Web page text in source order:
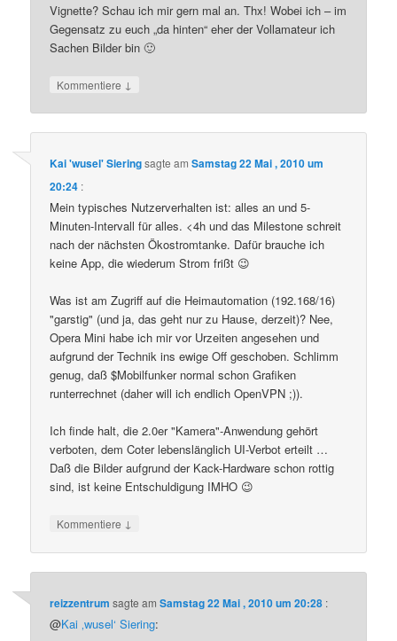
Vignette? Schau ich mir gern mal an. Thx! Wobei ich – im
Gegensatz zu euch „da hinten“ eher der Vollamateur ich
Sachen Bilder bin 🙂
Kommentiere ↓
Kai 'wusel' Sieringsagte amSamstag 22 Mai , 2010 um
20:24 :
Mein typisches Nutzerverhalten ist: alles an und 5-
Minuten-Intervall für alles. <4h und das Milestone schreit
nach der nächsten Ökostromtanke. Dafür brauche ich
keine App, die wiederum Strom frißt 😉
Was ist am Zugriff auf die Heimautomation (192.168/16)
"garstig" (und ja, das geht nur zu Hause, derzeit)? Nee,
Opera Mini habe ich mir vor Urzeiten angesehen und
aufgrund der Technik ins ewige Off geschoben. Schlimm
genug, daß $Mobilfunker normal schon Grafiken
runterrechnet (daher will ich endlich OpenVPN ;)).
Ich finde halt, die 2.0er "Kamera"-Anwendung gehört
verboten, dem Coter lebenslänglich UI-Verbot erteilt …
Daß die Bilder aufgrund der Kack-Hardware schon rottig
sind, ist keine Entschuldigung IMHO 😉
Kommentiere ↓
reizzentrum sagte amSamstag 22 Mai , 2010 um 20:28 :
@Kai ‚wusel‘ Siering: